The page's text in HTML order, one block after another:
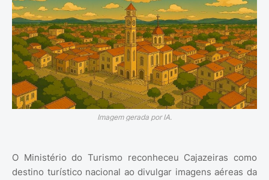
Imagem gerada por IA.
O Ministério do Turismo reconheceu Cajazeiras como
destino turístico nacional ao divulgar imagens aéreas da